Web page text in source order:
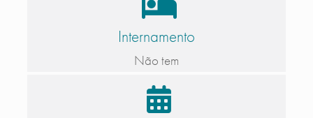
Internamento
Não tem